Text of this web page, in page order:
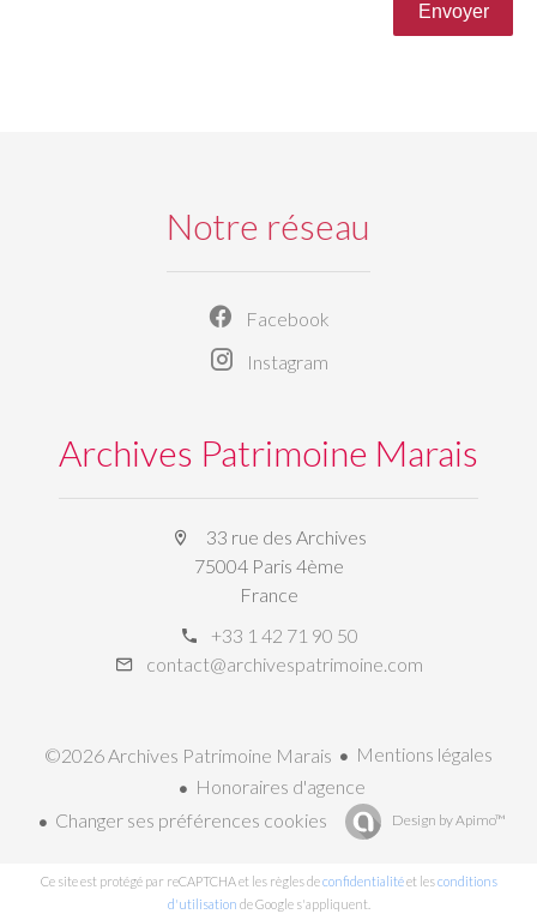
Envoyer
Notre réseau
Facebook
Instagram
Archives Patrimoine Marais
33 rue des Archives
75004 Paris 4ème
France
+33 1 42 71 90 50
contact@archivespatrimoine.com
©2026 Archives Patrimoine Marais
Mentions légales
Honoraires d'agence
Changer ses préférences cookies
Design byApimo™
Ce site est protégé par reCAPTCHA et les règles deconfidentialitéet lesconditions
d'utilisation de Google s'appliquent.